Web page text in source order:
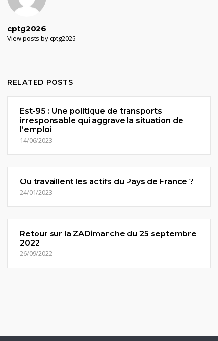
cptg2026
View posts by cptg2026
RELATED POSTS
Est-95 : Une politique de transports
irresponsable qui aggrave la situation de
l’emploi
14/06/2023
Où travaillent les actifs du Pays de France ?
24/01/2023
Retour sur la ZADimanche du 25 septembre
2022
26/09/2022